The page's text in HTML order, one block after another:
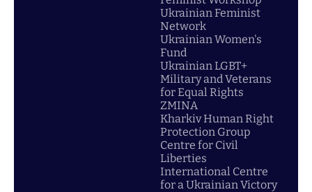
Ukrainian Feminist
Network
Ukrainian Women's
Fund
Ukrainian LGBT+
Military and Veterans
for Equal Rights
ZMINA
Kharkiv Human Right
Protection Group
Centre for Civil
Liberties
International Centre
for a Ukrainian Victory